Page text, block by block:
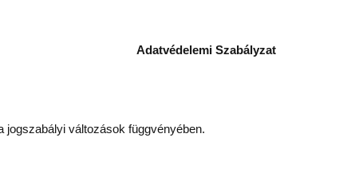
Adatvédelemi Szabályzat
jogszabályi változások függvényében.